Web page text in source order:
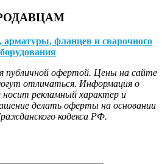
фланцев и сварочного
публичной офертой. Цены на сайте
отличаться. Информация о
рекламный характер и
делать оферты на основании
кодекса РФ.